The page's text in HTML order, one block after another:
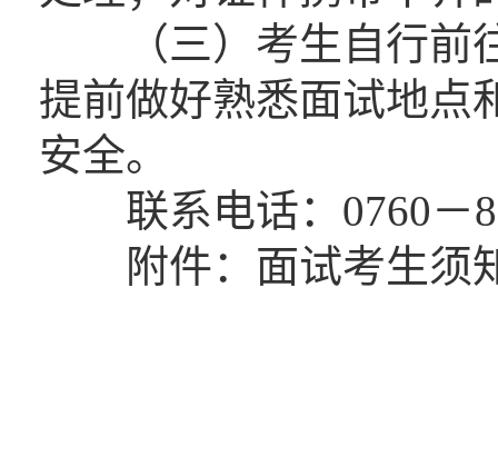
（三）考生自行前往
提前做好熟悉面试地点
安全。
联系电话：0760－
附件：面试考生须